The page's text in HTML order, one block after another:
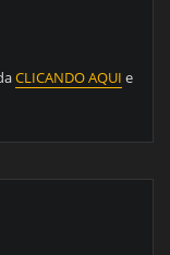
CLICANDO AQUI e